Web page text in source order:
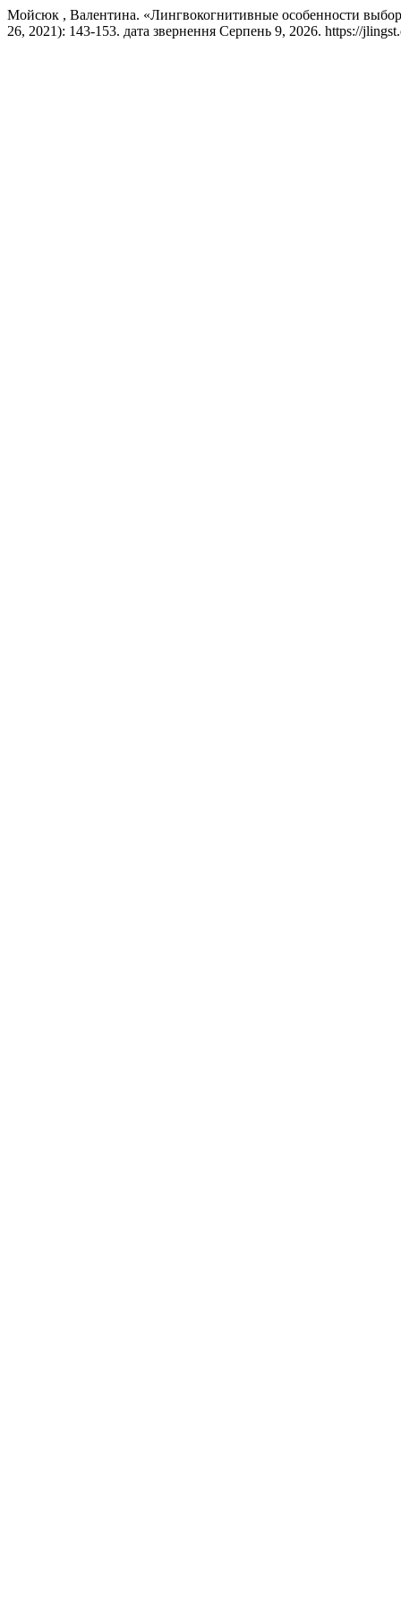
Мойсюк , Валентина. «Лингвокогнитивные особенности
26, 2021): 143-153. дата звернення Серпень 9, 2026. https://